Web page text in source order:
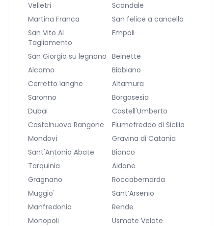
Velletri
Scandale
Martina Franca
San felice a cancello
San Vito Al
Tagliamento
Empoli
San Giorgio su legnano Beinette
Alcamo
Bibbiano
Cerretto langhe
Altamura
Saronno
Borgosesia
Dubai
Castell'Umberto
Castelnuovo Rangone
Fiumefreddo di Sicilia
Mondovì
Gravina di Catania
Sant'Antonio Abate
Bianco
Tarquinia
Aidone
Gragnano
Roccabernarda
Muggio'
Sant’Arsenio
Manfredonia
Rende
Monopoli
Usmate Velate